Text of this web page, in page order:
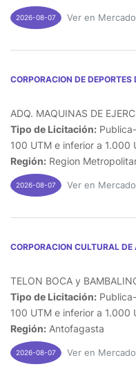
2026-08-07 Ver en
CORPORACION DE
ADQ. MAQUINAS DE
Tipo de Licitación:
100 UTM e inferior a 1.000
Región: Region
2026-08-07 Ver en
CORPORACION CULTURAL
TELON BOCA y
Tipo de Licitación:
100 UTM e inferior a 1.000
Región: Antofagasta
2026-08-07 Ver en